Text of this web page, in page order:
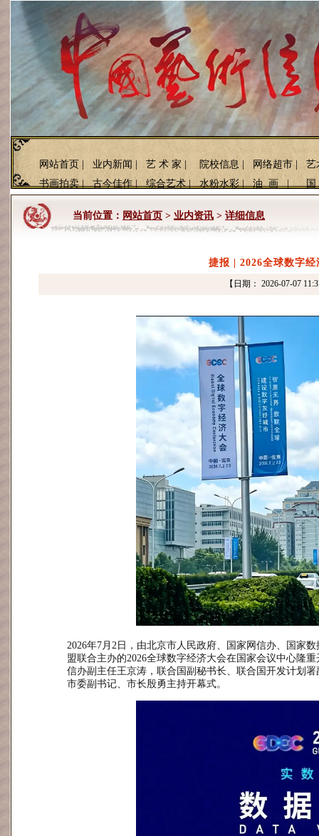
网站首页 业内新闻 艺 术 家 院校信息 网络超市
艺
书画拍卖| 古今佳作| 综合艺术| 水粉水彩| 油 画|
当前位置： 网站首页 > 业内资讯 > 详细信息
捷报 | 2026全球数字
【日期： 2026-07-07
2026年7月2日，由北京市人民政府、国家网信办、国家
盟联合主办的2026全球数字经济大会在国家会议中心隆
信办副主任王京涛，联合国副秘书长、联合国开发计划
市委副书记、市长殷勇主持开幕式。